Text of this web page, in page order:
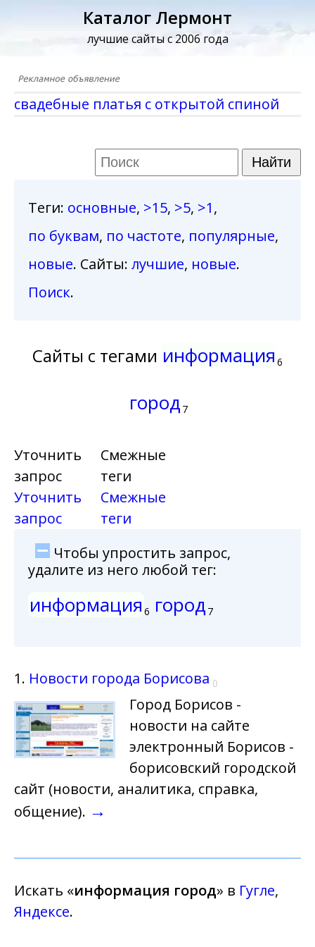
Каталог Лермонт
лучшие сайты с 2006 года
свадебные платья с открытой спиной
Теги: основные, >15, >5, >1,
по буквам, по частоте, популярные,
новые. Сайты: лучшие, новые.
Поиск.
Сайты с тегами информация 6
город 7
Уточнить
запрос
Уточнить
запрос
Смежные
теги
Смежные
теги
Чтобы упростить запрос,
удалите из него любой тег:
информация 6 город 7
1. Новости города Борисова 0
Город Борисов -
новости на сайте
электронный Борисов -
борисовский городской
сайт (новости, аналитика, справка,
общение). →
Искать «информация город» в Гугле,
Яндексе.